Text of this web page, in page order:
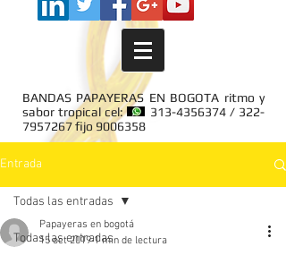
BANDAS PAPAYERAS EN BOGOTA ritmo y
sabor tropical cel: 313-4356374/ 322-
7957267fijo 9006358
Entrada
Todas las entradas
Todas las entradas
Papayeras en bogotá
15 oct 2019 1 min de lectura